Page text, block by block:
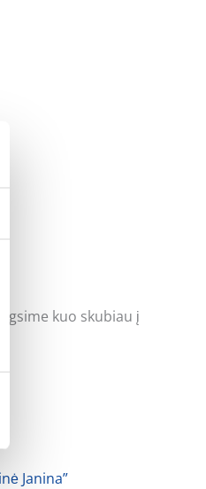
kuo skubiau į